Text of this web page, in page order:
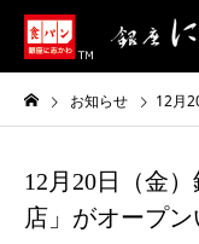
お知らせ 12月20
12月20日（金
店」がオープ